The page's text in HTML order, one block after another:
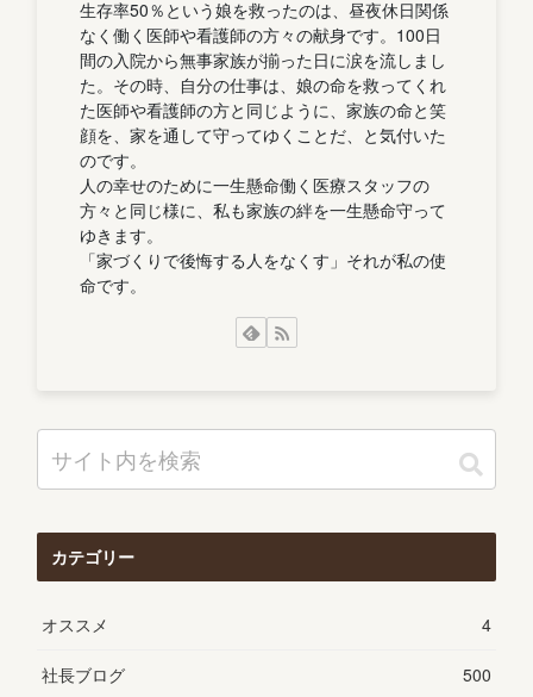
生存率50％という娘を救ったのは、昼夜休日関係
なく働く医師や看護師の方々の献身です。100日
間の入院から無事家族が揃った日に涙を流しまし
た。その時、自分の仕事は、娘の命を救ってくれ
た医師や看護師の方と同じように、家族の命と笑
顔を、家を通して守ってゆくことだ、と気付いた
のです。
人の幸せのために一生懸命働く医療スタッフの
方々と同じ様に、私も家族の絆を一生懸命守って
ゆきます。
「家づくりで後悔する人をなくす」それが私の使
命です。
カテゴリー
オススメ 4
社長ブログ 500